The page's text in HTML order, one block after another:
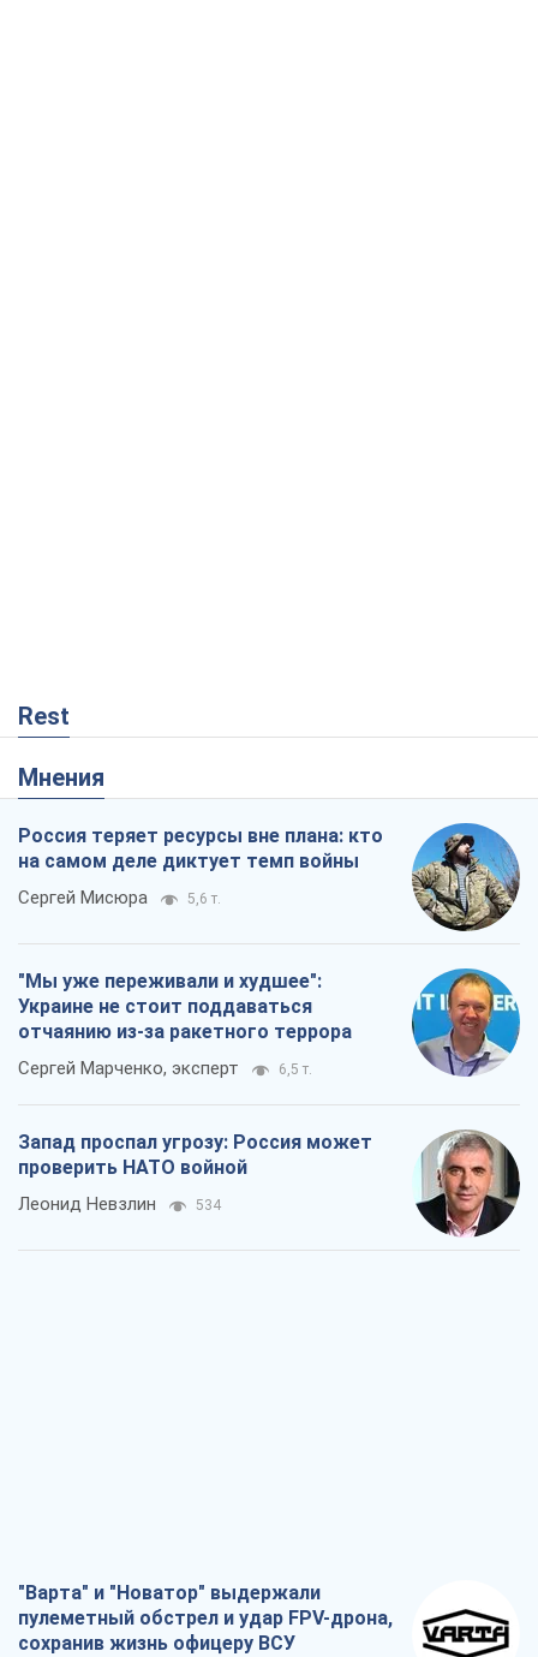
Rest
Мнения
Россия теряет ресурсы вне плана: кто
на самом деле диктует темп войны
Сергей Мисюра 5,6 т.
"Мы уже переживали и худшее":
Украине не стоит поддаваться
отчаянию из-за ракетного террора
Сергей Марченко, эксперт 6,5 т.
Запад проспал угрозу: Россия может
проверить НАТО войной
Леонид Невзлин 534
"Варта" и "Новатор" выдержали
пулеметный обстрел и удар FPV-дрона,
сохранив жизнь офицеру ВСУ